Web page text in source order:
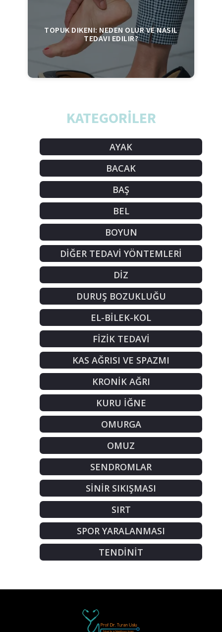
TOPUK DIKENI: NEDEN OLUR VE NASIL
TEDAVI EDILIR?
KATEGORİLER
AYAK
BACAK
BAŞ
BEL
BOYUN
DİĞER TEDAVİ YÖNTEMLERİ
DİZ
DURUŞ BOZUKLUĞU
EL-BİLEK-KOL
FİZİK TEDAVİ
KAS AĞRISI VE SPAZMI
KRONİK AĞRI
KURU İĞNE
OMURGA
OMUZ
SENDROMLAR
SİNİR SIKIŞMASI
SIRT
SPOR YARALANMASI
TENDİNİT